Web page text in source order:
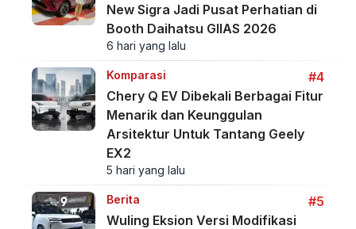
New Sigra Jadi Pusat Perhatian di
Booth Daihatsu GIIAS 2026
6 hari yang lalu
Komparasi
#4
Chery Q EV Dibekali Berbagai Fitur
Menarik dan Keunggulan
Arsitektur Untuk Tantang Geely
EX2
5 hari yang lalu
Berita
#5
Wuling Eksion Versi Modifikasi